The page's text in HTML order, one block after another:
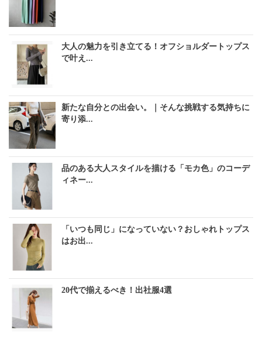
大人の魅力を引き立てる！オフショルダートップス
で叶え...
新たな自分との出会い。｜そんな挑戦する気持ちに
寄り添...
品のある大人スタイルを描ける「モカ色」のコーデ
ィネー...
「いつも同じ」になっていない？おしゃれトップス
はお出...
20代で揃えるべき！出社服4選